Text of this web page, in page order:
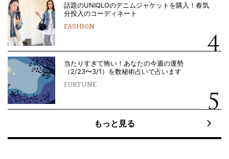
話題のUNIQLOのデニムジャケットを購入！春気
分投入のコーディネート
FASHION
当たりすぎて怖い！あなたの今週の運勢
（2/23〜3/1）を数秘術占いで占います
FORTUNE
もっと見る